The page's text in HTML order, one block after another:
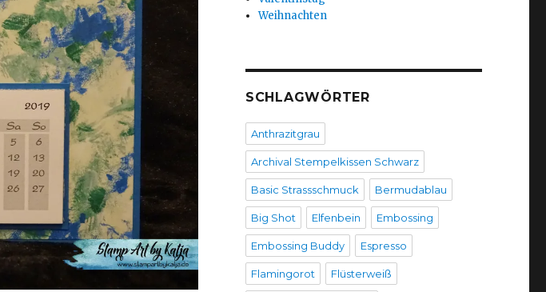
Weihnachten
SCHLAGWÖRTER
Anthrazitgrau
Archival Stempelkissen Schwarz
Basic Strassschmuck Bermudablau
Big Shot Elfenbein Embossing
Embossing Buddy Espresso
Flamingorot Flüsterweiß